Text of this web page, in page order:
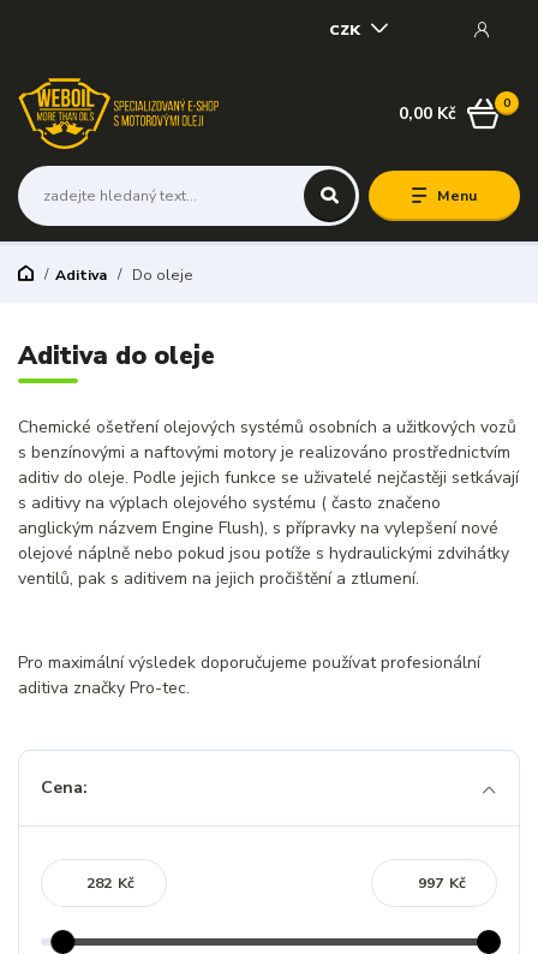
Menu
CZK
0
0,00 Kč
Aditiva Do oleje
Aditiva do oleje
Chemické ošetření olejových systémů osobních a užitkových vozů
s benzínovými a naftovými motory je realizováno prostřednictvím
aditiv do oleje. Podle jejich funkce se uživatelé nejčastěji setkávají
s aditivy na výplach olejového systému ( často značeno
anglickým názvem Engine Flush), s přípravky na vylepšení nové
olejové náplně nebo pokud jsou potíže s hydraulickými zdvihátky
ventilů, pak s aditivem na jejich pročištění a ztlumení.
Pro maximální výsledek doporučujeme používat profesionální
aditiva značky Pro-tec.
Cena:
Kč Kč